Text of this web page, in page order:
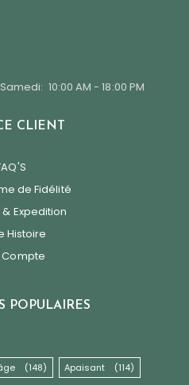
10:00 AM - 18:00 PM
CLIENT
de Fidélité
Expedition
Histoire
Compte
POPULAIRES
(148) Apaisant (114)